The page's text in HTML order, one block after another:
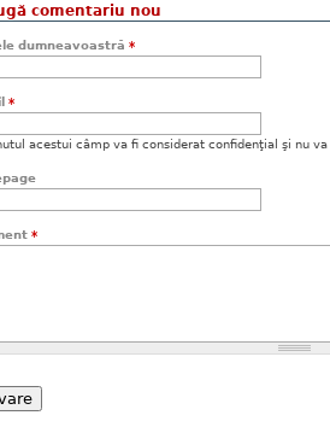
comentariu nou
dumneavoastră *
*
acestui câmp va fi considerat confidenţial şi nu va
*